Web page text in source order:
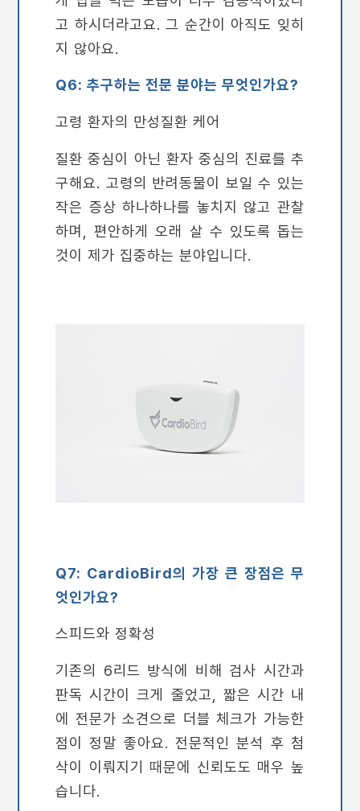
고 하시더라고요. 그 순간이 아직도 잊히
지 않아요.
Q6: 추구하는 전문 분야는 무엇인가요?
고령 환자의 만성질환 케어
질환 중심이 아닌 환자 중심의 진료를 추
구해요. 고령의 반려동물이 보일 수 있는
작은 증상 하나하나를 놓치지 않고 관찰
하며, 편안하게 오래 살 수 있도록 돕는
것이 제가 집중하는 분야입니다.
Q7: CardioBird의 가장 큰 장점은 무
엇인가요?
스피드와 정확성
기존의 6리드 방식에 비해 검사 시간과
판독 시간이 크게 줄었고, 짧은 시간 내
에 전문가 소견으로 더블 체크가 가능한
점이 정말 좋아요. 전문적인 분석 후 첨
삭이 이뤄지기 때문에 신뢰도도 매우 높
습니다.